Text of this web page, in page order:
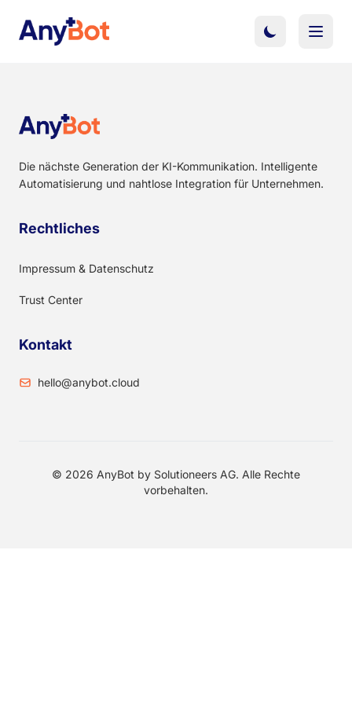
Die nächste Generation der KI-Kommunikation. Intelligente
Automatisierung und nahtlose Integration für Unternehmen.
Rechtliches
Impressum & Datenschutz
Trust Center
Kontakt
hello@anybot.cloud
© 2026 AnyBot by Solutioneers AG. Alle Rechte
vorbehalten.